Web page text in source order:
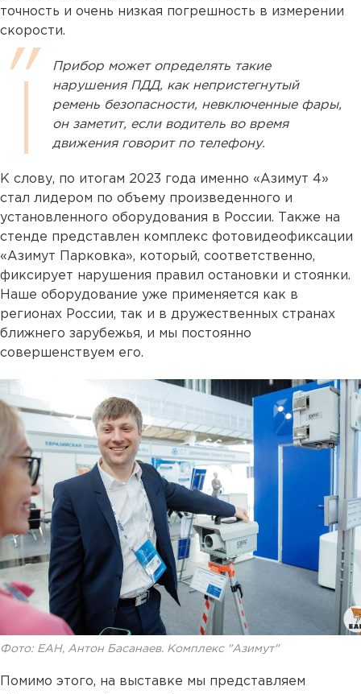
точность и очень низкая погрешность в измерении
скорости.
Прибор может определять такие
нарушения ПДД, как непристегнутый
ремень безопасности, невключенные фары,
он заметит, если водитель во время
движения говорит по телефону.
К слову, по итогам 2023 года именно «Азимут 4»
стал лидером по объему произведенного и
установленного оборудования в России. Также на
стенде представлен комплекс фотовидеофиксации
«Азимут Парковка», который, соответственно,
фиксирует нарушения правил остановки и стоянки.
Наше оборудование уже применяется как в
регионах России, так и в дружественных странах
ближнего зарубежья, и мы постоянно
совершенствуем его.
Фото: ЕАН, Антон Басанаев. Комплекс "Азимут"
Помимо этого, на выставке мы представляем